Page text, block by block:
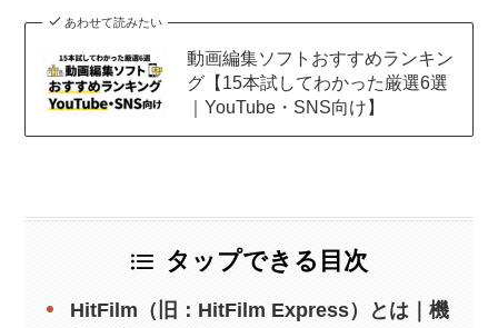
あわせて読みたい
動画編集ソフトおすすめランキン
グ【15本試してわかった厳選6選
｜YouTube・SNS向け】
タップできる目次
HitFilm（旧：HitFilm Express）とは｜機